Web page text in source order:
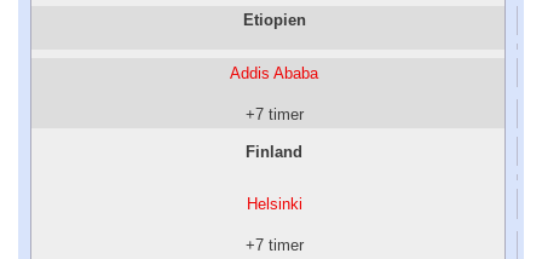
Etiopien
Addis Ababa
+7 timer
Finland
Helsinki
+7 timer